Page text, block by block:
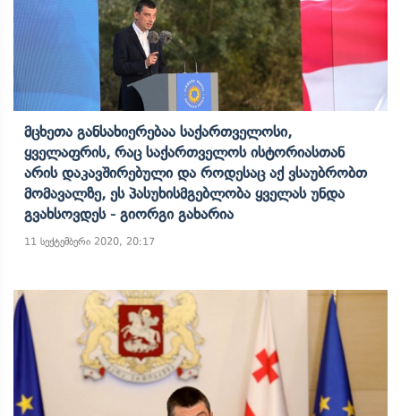
Მცხეთა Განსახიერებაა Საქართველოსი,
Ყველაფრის, Რაც Საქართველოს Ისტორიასთან
Არის Დაკავშირებული Და Როდესაც Აქ Ვსაუბრობთ
Მომავალზე, Ეს Პასუხისმგებლობა Ყველას Უნდა
Გვახსოვდეს - Გიორგი Გახარია
11 სექტემბერი 2020, 20:17